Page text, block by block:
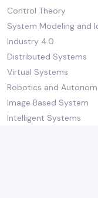
Control Theory
System Modeling and
Industry 4.0
Distributed Systems
Virtual Systems
Robotics and
Image Based System
Intelligent Systems